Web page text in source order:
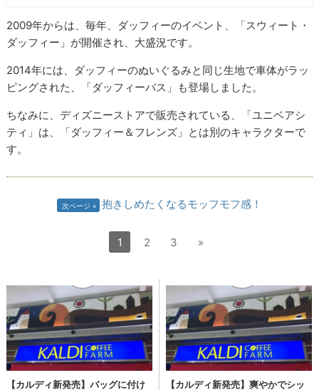
2009年からは、毎年、ダッフィーのイベント、「スウィート・
ダッフィー」が開催され、大盛況です。
2014年には、ダッフィーのぬいぐるみと同じ生地で車体がラッ
ピングされた、「ダッフィーバス」も登場しました。
ちなみに、ディズニーストアで販売されている、「ユニベアシ
ティ」は、「ダッフィー＆フレンズ」とは別のキャラクターで
す。
次ページ 抱きしめたくなるモッフモフ感！
1 2 3 »